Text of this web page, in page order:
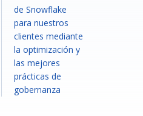
de Snowflake
para nuestros
clientes mediante
la optimización y
las mejores
prácticas de
gobernanza